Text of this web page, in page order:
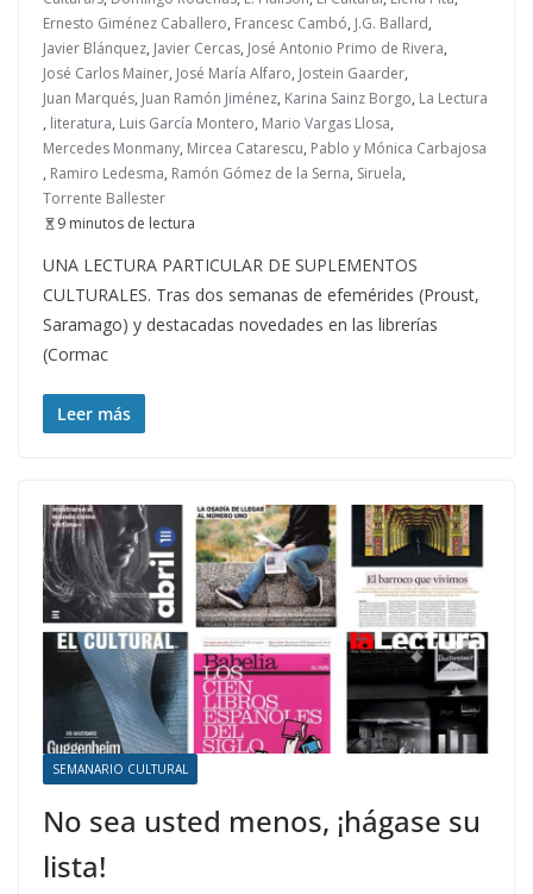
Ernesto Giménez Caballero, Francesc Cambó, J.G. Ballard,
Javier Blánquez, Javier Cercas, José Antonio Primo de Rivera,
José Carlos Mainer, José María Alfaro, Jostein Gaarder,
Juan Marqués, Juan Ramón Jiménez, Karina Sainz Borgo, La Lectura
, literatura, Luis García Montero, Mario Vargas Llosa,
Mercedes Monmany, Mircea Catarescu, Pablo y Mónica Carbajosa
, Ramiro Ledesma, Ramón Gómez de la Serna, Siruela,
Torrente Ballester
9 minutos de lectura
UNA LECTURA PARTICULAR DE SUPLEMENTOS
CULTURALES. Tras dos semanas de efemérides (Proust,
Saramago) y destacadas novedades en las librerías
(Cormac
Leer más
SEMANARIO CULTURAL
No sea usted menos, ¡hágase su
lista!